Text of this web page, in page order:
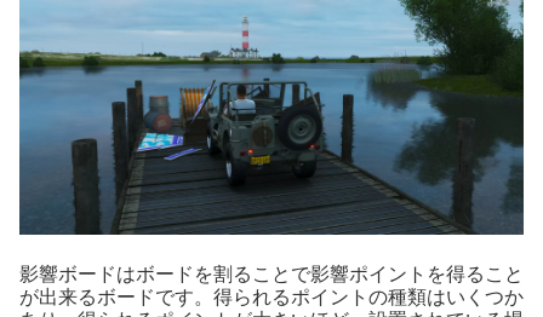
影響ボードはボードを割ることで影響ポイントを得ること
が出来るボードです。得られるポイントの種類はいくつか